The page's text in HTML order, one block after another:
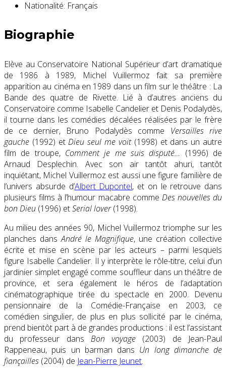
Nationalité: Français
Biographie
Elève au Conservatoire National Supérieur d’art dramatique
de 1986 à 1989, Michel Vuillermoz fait sa première
apparition au cinéma en 1989 dans un film sur le théâtre : La
Bande des quatre de Rivette. Lié à d’autres anciens du
Conservatoire comme Isabelle Candelier et Denis Podalydès,
il tourne dans les comédies décalées réalisées par le frère
de ce dernier, Bruno Podalydès comme Versailles rive
gauche (1992) etDieu seul me voit(1998) et dans un autre
film de troupe, Comment je me suis disputé… (1996) de
Arnaud Desplechin. Avec son air tantôt ahuri, tantôt
inquiétant, Michel Vuillermoz est aussi une figure familière de
l’univers absurde d’Albert Dupontel, et on le retrouve dans
plusieurs films à l’humour macabre comme Des nouvelles du
bon Dieu (1996) etSerial lover(1998).
Au milieu des années 90, Michel Vuillermoz triomphe sur les
planches dansAndré le Magnifique, une création collective
écrite et mise en scène par les acteurs – parmi lesquels
figure Isabelle Candelier. Il y interprète le rôle-titre, celui d’un
jardinier simplet engagé comme souffleur dans un théâtre de
province, et sera également le héros de l’adaptation
cinématographique tirée du spectacle en 2000. Devenu
pensionnaire de la Comédie-Française en 2003, ce
comédien singulier, de plus en plus sollicité par le cinéma,
prend bientôt part à de grandes productions : il est l’assistant
du professeur dans Bon voyage (2003) de Jean-Paul
Rappeneau, puis un barman dans Un long dimanche de
fiançailles (2004) de Jean-Pierre Jeunet.